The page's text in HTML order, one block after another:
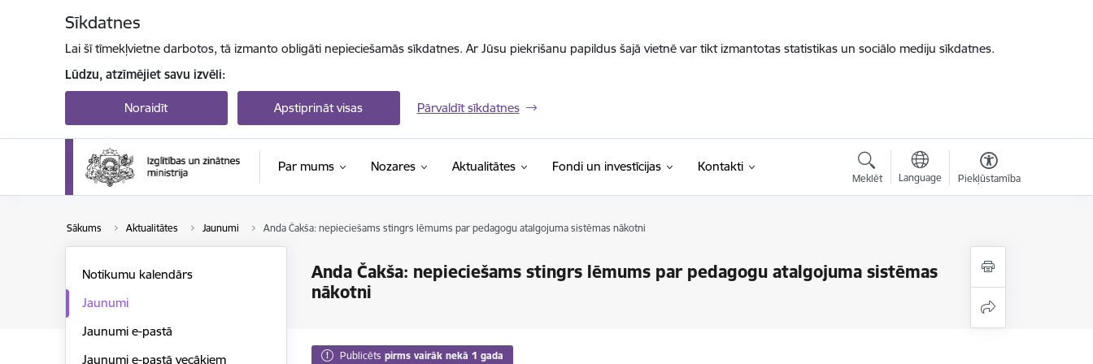
Sīkdatnes
Lai šī tīmekļvietne darbotos, tā izmanto obligāti nepieciešamās sīkdatnes. Ar Jūsu piekrišanu papildus šajā vietnē var tikt izmantotas statistikas un sociālo mediju sīkdatnes.
Lūdzu, atzīmējiet savu izvēli:
Noraidīt Apstiprināt visas Pārvaldīt sīkdatnes
Par mums Nozares Aktualitātes Fondi un investīcijas Kontakti
Meklēt Language Piekļūstamība
Sākums Aktualitātes Jaunumi Anda Čakša: nepieciešams stingrs lēmums par pedagogu atalgojuma sistēmas nākotni
Anda Čakša: nepieciešams stingrs lēmums par pedagogu atalgojuma sistēmas
nākotni
Notikumu kalendārs
Jaunumi
Jaunumi e-pastā
Jaunumi e-pastā vecākiem
Publicēts pirms vairāk nekā 1 gada